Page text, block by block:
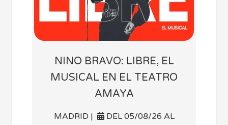
NINO BRAVO: LIBRE, EL
MUSICAL EN EL TEATRO
AMAYA
MADRID |
DEL 05/08/26 AL